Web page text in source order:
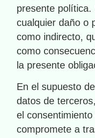
presente política.
cualquier daño o
como indirecto,
como
la presente
En el supuesto
datos de
el
compromete a